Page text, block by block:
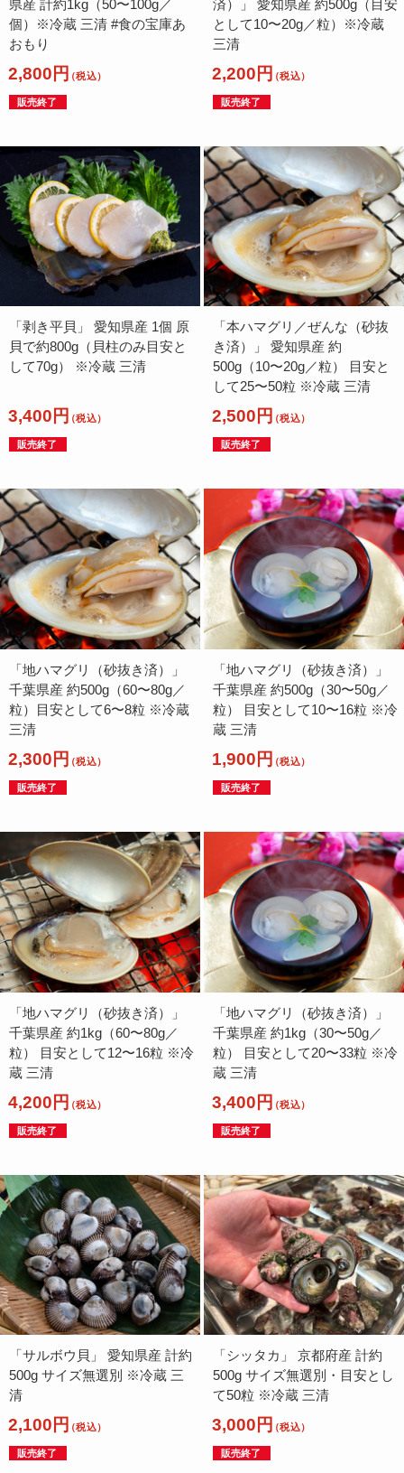
県産 計約1kg（50〜100g／
個）※冷蔵 三清 #食の宝庫あ
おもり
2,800円（税込）
販売終了
済）」 愛知県産 約500g（目安
として10〜20g／粒）※冷蔵
三清
2,200円（税込）
販売終了
「剥き平貝」 愛知県産 1個 原
貝で約800g（貝柱のみ目安と
して70g） ※冷蔵 三清
3,400円（税込）
販売終了
「本ハマグリ／ぜんな（砂抜
き済）」 愛知県産 約
500g（10〜20g／粒） 目安と
して25〜50粒 ※冷蔵 三清
2,500円（税込）
販売終了
「地ハマグリ（砂抜き済）」
千葉県産 約500g（60〜80g／
粒）目安として6〜8粒 ※冷蔵
三清
2,300円（税込）
販売終了
「地ハマグリ（砂抜き済）」
千葉県産 約500g（30〜50g／
粒） 目安として10〜16粒 ※冷
蔵 三清
1,900円（税込）
販売終了
「地ハマグリ（砂抜き済）」
千葉県産 約1kg（60〜80g／
粒） 目安として12〜16粒 ※冷
蔵 三清
4,200円（税込）
販売終了
「地ハマグリ（砂抜き済）」
千葉県産 約1kg（30〜50g／
粒） 目安として20〜33粒 ※冷
蔵 三清
3,400円（税込）
販売終了
「サルボウ貝」 愛知県産 計約
500g サイズ無選別 ※冷蔵 三
清
2,100円（税込）
販売終了
「シッタカ」 京都府産 計約
500g サイズ無選別・目安とし
て50粒 ※冷蔵 三清
3,000円（税込）
販売終了